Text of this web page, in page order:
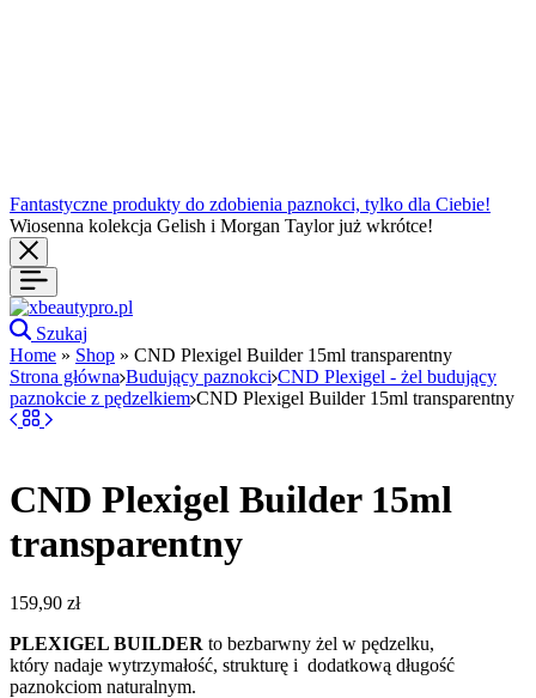
Fantastyczne produkty do zdobienia paznokci, tylko dla Ciebie!
Wiosenna kolekcja Gelish i Morgan Taylor już wkrótce!
Szukaj
Home » Shop » CND Plexigel Builder 15ml transparentny
Strona główna Budujący paznokci CND Plexigel - żel budujący
paznokcie z pędzelkiem CND Plexigel Builder 15ml transparentny
CND Plexigel Builder 15ml
transparentny
159,90 zł
PLEXIGEL BUILDER to bezbarwny żel w pędzelku,
który nadaje wytrzymałość, strukturę i dodatkową długość
paznokciom naturalnym.